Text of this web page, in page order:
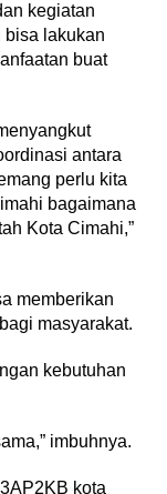
kegiatan
bisa lakukan
buat
antara
perlu kita
bagaimana
Kota Cimahi,”
memberikan
masyarakat.
kebutuhan
imbuhnya.
kota